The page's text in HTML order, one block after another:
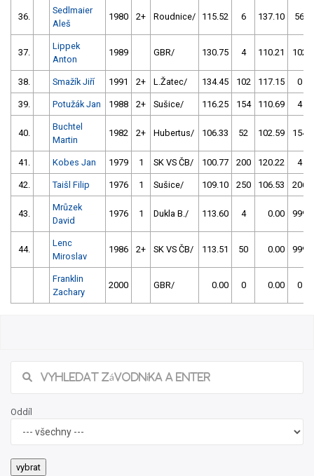
36.
Sedlmaier
Aleš
1980 2+ Roudnice/ 115.52 6 137.10 56
37.
Lippek
Anton
1989 GBR/ 130.75 4 110.21 102
38. Smažík Jiří 1991 2+ L.Žatec/ 134.45 102 117.15 0
39. Potužák Jan 1988 2+ Sušice/ 116.25 154 110.69 4
40.
Buchtel
Martin
1982 2+ Hubertus/ 106.33 52 102.59 154
41. Kobes Jan 1979 1 SK VS ČB/ 100.77 200 120.22 4
42. Taišl Filip 1976 1 Sušice/ 109.10 250 106.53 206
43.
Mrůzek
David
1976 1 Dukla B./ 113.60 4 0.00 999
44.
Lenc
Miroslav
1986 2+ SK VS ČB/ 113.51 50 0.00 999
Franklin
Zachary
2000 GBR/ 0.00 0 0.00 0
Oddíl